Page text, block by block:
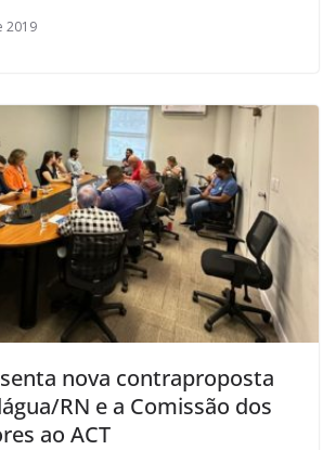
2019
nova contraproposta
RN e a Comissão dos
ao ACT